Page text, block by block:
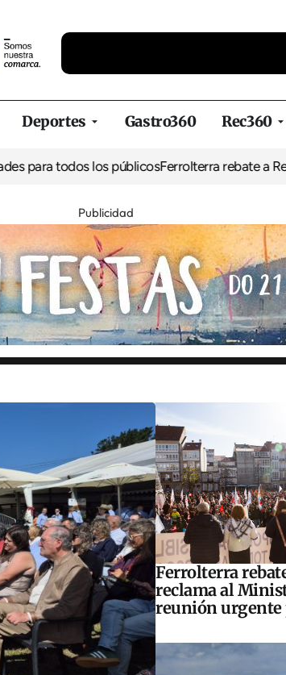
Deportes Gastro360 Rec360
los públicosFerrolterra rebate a Renfe y
Publicidad
Ferrolterra
reclama al
reunión urgente